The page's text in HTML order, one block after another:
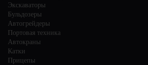
Экскаваторы
Бульдозеры
Автогрейдеры
Портовая техника
Автокраны
Катки
Прицепы